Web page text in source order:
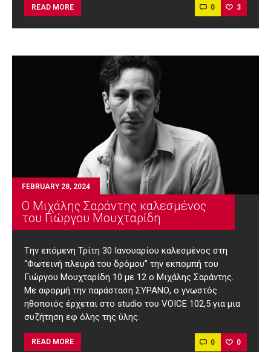
READ MORE 0 3
FEBRUARY 28, 2024
Ο Μιχάλης Σαράντης καλεσμένος
του Γιώργου Μουχταρίδη
Tην επόμενη Τρίτη 30 Ιανουαρίου καλεσμένος στη
“Φωτεινή πλευρά του δρόμου” την εκπομπή του
Γιώργου Μουχταρίδη 10 με 12 ο Μιχάλης Σαράντης.
Με αφορμή την παράσταση ΣΥΡΑΝΟ, o γνωστός
ηθοποιός έρχεται στο studio του VOICE 102,5 για μια
συζήτηση εφ όλης της ύλης.
READ MORE 0 0